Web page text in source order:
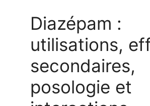
Diazépam :
utilisations,
secondaires,
posologie et